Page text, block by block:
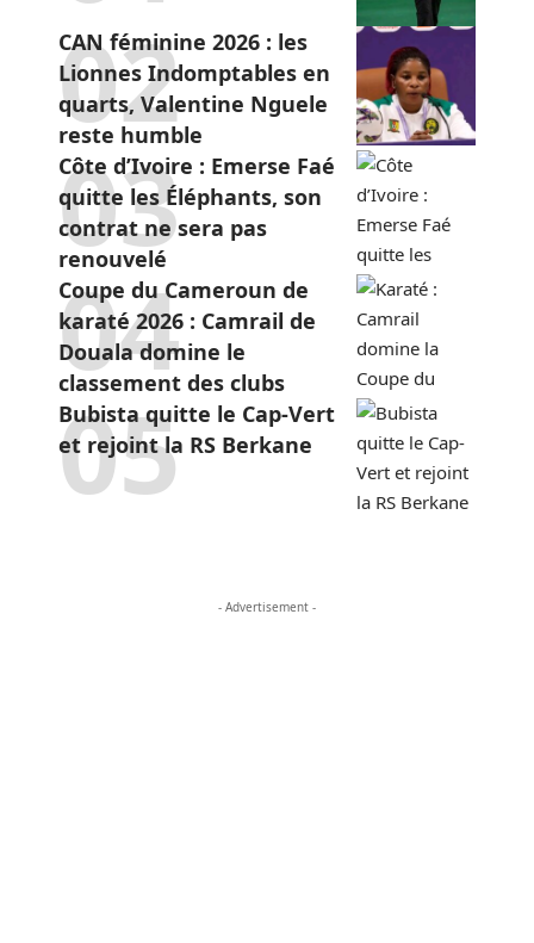
CAN féminine 2026 : les
Lionnes Indomptables en
quarts, Valentine Nguele
reste humble
Côte d’Ivoire : Emerse Faé
quitte les Éléphants, son
contrat ne sera pas
renouvelé
Coupe du Cameroun de
karaté 2026 : Camrail de
Douala domine le
classement des clubs
Bubista quitte le Cap-Vert
et rejoint la RS Berkane
- Advertisement -